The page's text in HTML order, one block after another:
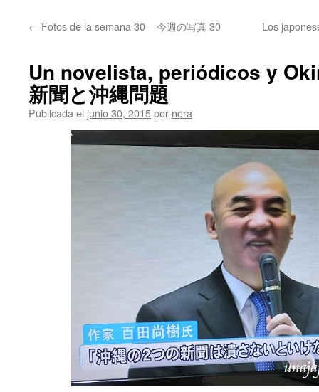
← Fotos de la semana 30 – 今週の写真 30 Los
Un novelista, periódicos y
新聞と沖縄問題
Publicada el junio 30, 2015por nora